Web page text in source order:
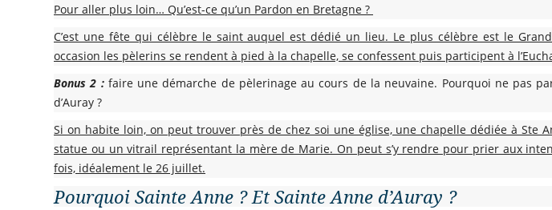
Pour aller plus loin… Qu’est-ce qu’un Pardon en Bretagne ?
C’est une fête qui célèbre le saint auquel est dédié un lieu. Le plus célèbre est le
occasion les pèlerins se rendent à pied à la chapelle, se confessent puis participent à
Bonus 2 :faire une démarche de pèlerinage au cours de la neuvaine. Pourquoi ne pas
d’Auray ?
Si on habite loin, on peut trouver près de chez soi une église, une chapelle dédiée à Ste
statue ou un vitrail représentant la mère de Marie. On peut s’y rendre pour prier aux
fois, idéalement le 26 juillet.
Pourquoi Sainte Anne ? Et Sainte Anne d’Auray ?